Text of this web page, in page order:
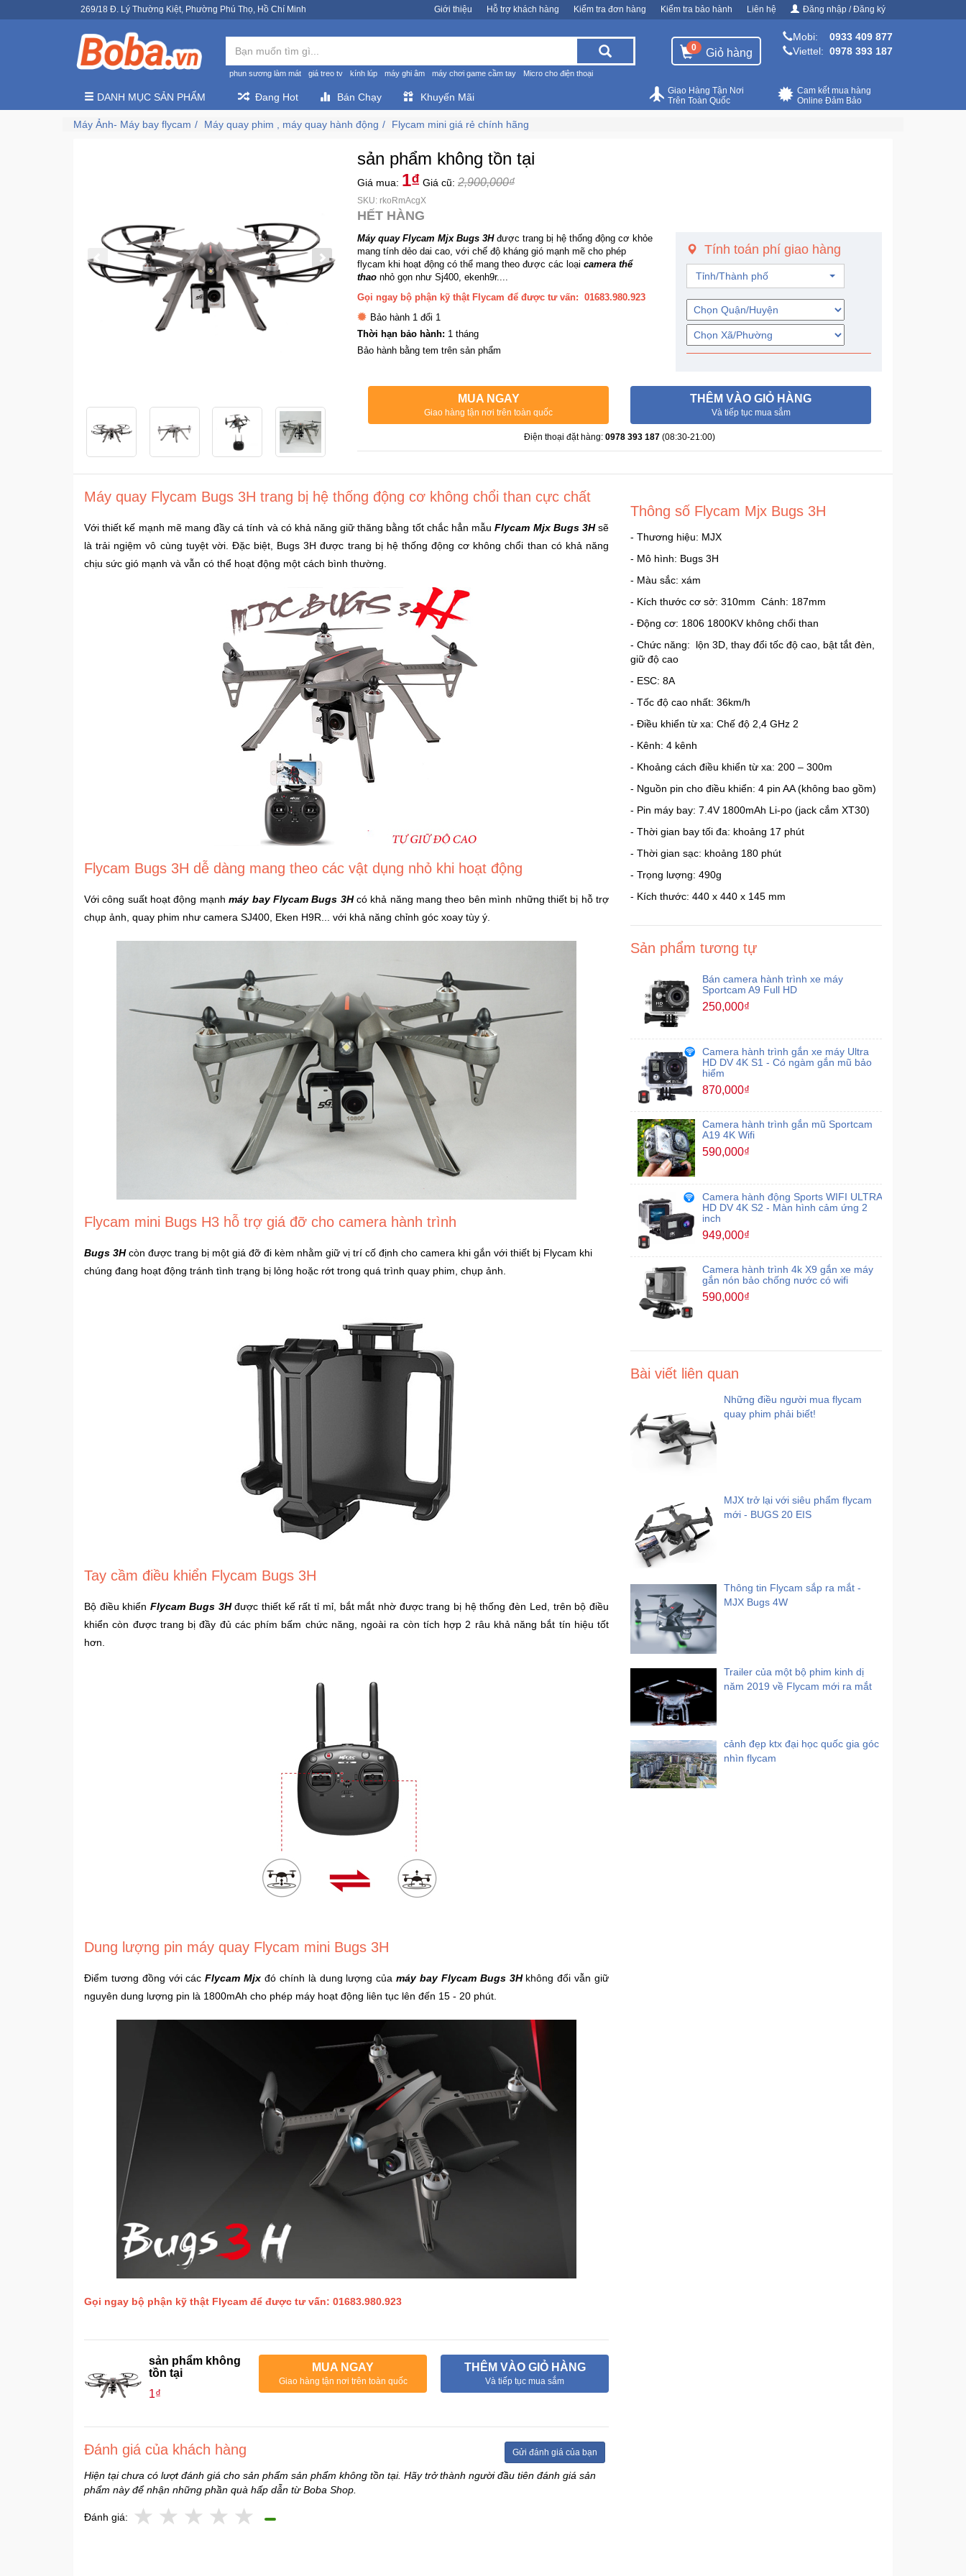
269/18 Đ. Lý Thường Kiệt, Phường Phú Thọ, Hồ Chí Minh Giới thiệu Hỗ trợ khách hàng Kiểm tra đơn hàng Kiểm tra bảo hành Liên hệ Đăng nhập / Đăng ký
phun sương làm mát giá treo tv kính lúp máy ghi âm máy chơi game cầm tay Micro cho điện thoại
0 Giỏ hàng
Mobi:
0933 409 877
Viettel: 0978 393 187
DANH MỤC SẢN PHẨM Đang Hot Bán Chạy Khuyến Mãi
Cam kết mua hàng
Online Đảm Bảo
Giao Hàng Tận Nơi
Trên Toàn Quốc
Máy Ảnh- Máy bay flycam Máy quay phim , máy quay hành động Flycam mini giá rẻ chính hãng
sản phẩm không tồn tại
Giá mua: 1₫ Giá cũ: 2,900,000₫
SKU: rkoRmAcgX
HẾT HÀNG
Máy quay Flycam Mjx Bugs 3Hđược trang bị hệ thống động cơ khỏe
mang tính dẻo dai cao, với chế độ kháng gió mạnh mẽ cho phép
flycam khi hoạt động có thể mang theo được các loại camera thể
thao nhỏ gọn như Sj400, ekenh9r....
Gọi ngay bộ phận kỹ thật Flycam để được tư vấn: 01683.980.923
Bảo hành 1 đổi 1
Thời hạn bảo hành: 1 tháng
Bảo hành bằng tem trên sản phẩm
Tính toán phí giao hàng
Tỉnh/Thành phố
MUA NGAY
Giao hàng tận nơi trên toàn quốc
THÊM VÀO GIỎ HÀNG
Và tiếp tục mua sắm
Điện thoại đặt hàng: 0978 393 187 (08:30-21:00)
Máy quay Flycam Bugs 3H trang bị hệ thống động cơ không chổi than cực chất
Với thiết kế mạnh mẽ mang đầy cá tính và có khả năng giữ thăng bằng tốt chắc hẳn mẫu Flycam Mjx Bugs 3Hsẽ
là trải ngiệm vô cùng tuyệt vời. Đặc biệt, Bugs 3H được trang bị hệ thống động cơ không chổi than có khả năng
chịu sức gió mạnh và vẫn có thể hoạt động một cách bình thường.
Flycam Bugs 3H dễ dàng mang theo các vật dụng nhỏ khi hoạt động
Với công suất hoạt động mạnhmáy bay Flycam Bugs 3Hcó khả năng mang theo bên mình những thiết bị hỗ trợ
chụp ảnh, quay phim như camera SJ400, Eken H9R... với khả năng chỉnh góc xoay tùy ý.
Flycam mini Bugs H3 hỗ trợ giá đỡ cho camera hành trình
Bugs 3Hcòn được trang bị một giá đỡ đi kèm nhằm giữ vị trí cố định cho camera khi gắn với thiết bị Flycam khi
chúng đang hoạt động tránh tình trạng bị lỏng hoặc rớt trong quá trình quay phim, chụp ảnh.
Tay cầm điều khiển Flycam Bugs 3H
Bộ điều khiểnFlycam Bugs 3Hđược thiết kế rất tỉ mỉ, bắt mắt nhờ được trang bị hệ thống đèn Led, trên bộ điều
khiển còn được trang bị đầy đủ các phím bấm chức năng, ngoài ra còn tích hợp 2 râu khả năng bắt tín hiệu tốt
hơn.
Dung lượng pin máy quay Flycam mini Bugs 3H
Điểm tương đồng với cácFlycam Mjx đó chính là dung lượng củamáy bay Flycam Bugs 3H không đổi vẫn giữ
nguyên dung lượng pin là 1800mAh cho phép máy hoạt động liên tục lên đến 15 - 20 phút.
Gọi ngay bộ phận kỹ thật Flycam để được tư vấn: 01683.980.923
sản phẩm không
tồn tại
1₫
MUA NGAY
Giao hàng tận nơi trên toàn quốc
THÊM VÀO GIỎ HÀNG
Và tiếp tục mua sắm
Đánh giá của khách hàng Gửi đánh giá của bạn
Hiện tại chưa có lượt đánh giá cho sản phẩm sản phẩm không tồn tại. Hãy trở thành người đầu tiên đánh giá sản
phẩm này để nhận những phần quà hấp dẫn từ Boba Shop.
Đánh giá:
Thông số Flycam Mjx Bugs 3H
- Thương hiệu: MJX
- Mô hình: Bugs 3H
- Màu sắc: xám
- Kích thước cơ sở: 310mm Cánh: 187mm
- Động cơ: 1806 1800KV không chổi than
- Chức năng: lộn 3D, thay đổi tốc độ cao, bật tắt đèn,
giữ độ cao
- ESC: 8A
- Tốc độ cao nhất: 36km/h
- Điều khiển từ xa: Chế độ 2,4 GHz 2
- Kênh: 4 kênh
- Khoảng cách điều khiển từ xa: 200 – 300m
- Nguồn pin cho điều khiển: 4 pin AA (không bao gồm)
- Pin máy bay: 7.4V 1800mAh Li-po (jack cắm XT30)
- Thời gian bay tối đa: khoảng 17 phút
- Thời gian sạc: khoảng 180 phút
- Trọng lượng: 490g
- Kích thước: 440 x 440 x 145 mm
Sản phẩm tương tự
Bán camera hành trình xe máy
Sportcam A9 Full HD
250,000₫
Camera hành trình gắn xe máy Ultra
HD DV 4K S1 - Có ngàm gắn mũ bảo
hiểm
870,000₫
Camera hành trình gắn mũ Sportcam
A19 4K Wifi
590,000₫
Camera hành động Sports WIFI ULTRA
HD DV 4K S2 - Màn hình cảm ứng 2
inch
949,000₫
Camera hành trình 4k X9 gắn xe máy
gắn nón bảo chống nước có wifi
590,000₫
Bài viết liên quan
Những điều người mua flycam
quay phim phải biết!
MJX trở lại với siêu phẩm flycam
mới - BUGS 20 EIS
Thông tin Flycam sắp ra mắt -
MJX Bugs 4W
Trailer của một bộ phim kinh dị
năm 2019 về Flycam mới ra mắt
cảnh đẹp ktx đại học quốc gia góc
nhìn flycam